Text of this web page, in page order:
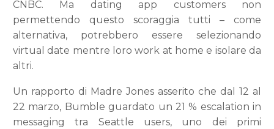
CNBC. Ma dating app customers non
permettendo questo scoraggia tutti – come
alternativa, potrebbero essere selezionando
virtual date mentre loro work at home e isolare da
altri.
Un rapporto di Madre Jones asserito che dal 12 al
22 marzo, Bumble guardato un 21 % escalation in
messaging tra Seattle users, uno dei primi